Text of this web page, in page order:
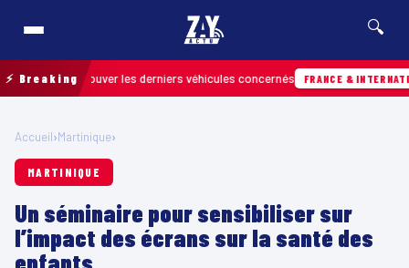
🔍
⚡ Breaking
retrouver les derniers véhicules concernés FRANCE & INTERNATIONALE
Accueil›Martinique›
MARTINIQUE
Un séminaire pour sensibiliser sur
l’impact des écrans sur la santé des
enfants